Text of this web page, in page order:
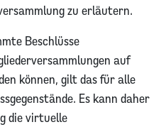
zu erläutern.
Beschlüsse
auf
können, gilt das für alle
Es kann daher
die virtuelle